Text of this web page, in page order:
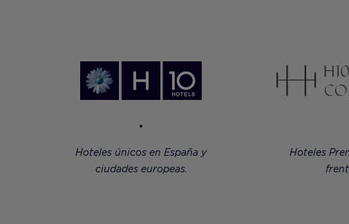
Hoteles únicos en España y
ciudades europeas.
Hoteles